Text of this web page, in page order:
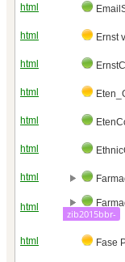
html
html Ernst
html
html
html
html
html
html
zib2015bbr-
html Fase